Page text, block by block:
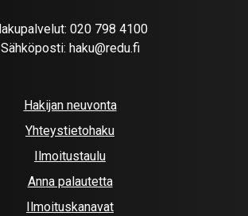
020 798 4100
Sähköposti: haku@redu.fi
Hakijan neuvonta
Yhteystietohaku
Ilmoitustaulu
Anna palautetta
Ilmoituskanavat